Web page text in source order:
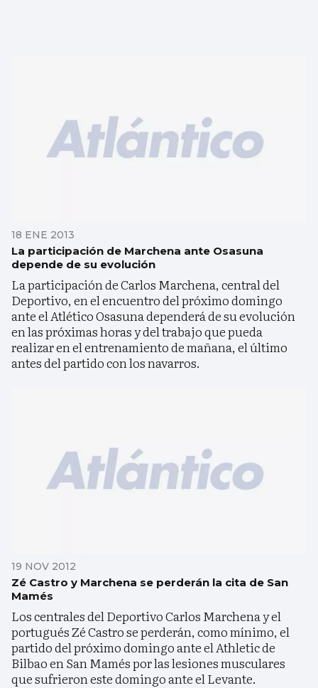
18 ENE 2013
La participación de Marchena ante Osasuna
depende de su evolución
La participación de Carlos Marchena, central del
Deportivo, en el encuentro del próximo domingo
ante el Atlético Osasuna dependerá de su evolución
en las próximas horas y del trabajo que pueda
realizar en el entrenamiento de mañana, el último
antes del partido con los navarros.
19 NOV 2012
Zé Castro y Marchena se perderán la cita de San
Mamés
Los centrales del Deportivo Carlos Marchena y el
portugués Zé Castro se perderán, como mínimo, el
partido del próximo domingo ante el Athletic de
Bilbao en San Mamés por las lesiones musculares
que sufrieron este domingo ante el Levante.